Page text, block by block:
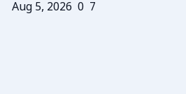
Aug 5, 2026 0 7